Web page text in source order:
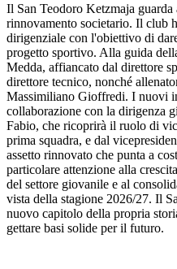
Il San Teodoro Ketzmaja
rinnovamento societario. Il club
dirigenziale con l'obiettivo di
progetto sportivo. Alla guida
Medda, affiancato dal direttore
direttore tecnico, nonché
Massimiliano Gioffredi. I nuovi
collaborazione con la dirigenza
Fabio, che ricoprirà il ruolo di
prima squadra, e dal
assetto rinnovato che punta a
particolare attenzione alla
del settore giovanile e al
vista della stagione 2026/27. Il
nuovo capitolo della propria
gettare basi solide per il futuro.